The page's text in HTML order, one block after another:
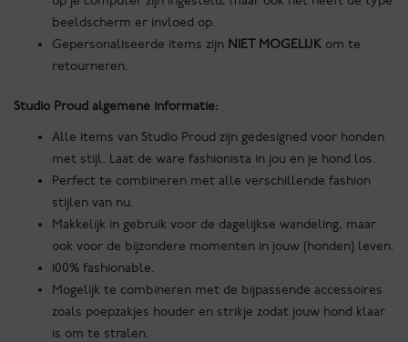
beeldscherm er invloed op.
Gepersonaliseerde items zijn NIET MOGELIJK om te
retourneren.
Studio Proud algemene informatie:
Alle items van Studio Proud zijn gedesigned voor honden
met stijl. Laat de ware fashionista in jou en je hond los.
Perfect te combineren met alle verschillende fashion
stijlen van nu.
Makkelijk in gebruik voor de dagelijkse wandeling, maar
ook voor de bijzondere momenten in jouw (honden) leven.
100% fashionable.
Mogelijk te combineren met de bijpassende accessoires
zoals poepzakjes houder en strikje zodat jouw hond klaar
is om te stralen.